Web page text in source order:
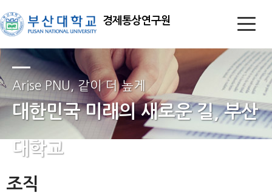
경제통상연구원
Arise PNU, 같이 더 높게
대한민국 미래의 새로운 길, 부산
대학교
조직